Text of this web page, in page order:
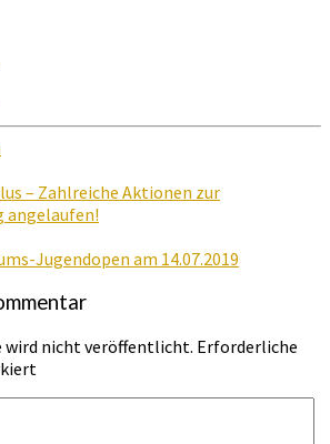
– Zahlreiche Aktionen zur
angelaufen!
Jugendopen am 14.07.2019
wird nicht veröffentlicht. Erforderliche